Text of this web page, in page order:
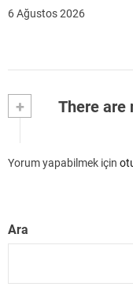
6 Ağustos 2026
+ There are
Yorum yapabilmek için
Ara